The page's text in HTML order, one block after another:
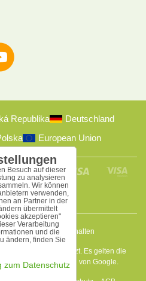
Republika
Deutschland
European Union
Alle Rechte vorbehalten
und Google geschützt. Es gelten die
Nutzungsbedingungen von Google.
Besuch auf dieser
zu analysieren
Wir können
verwenden,
an Partner in der
übermittelt
akzeptieren"
Verarbeitung
und die
ändern, finden Sie
zum Datenschutz